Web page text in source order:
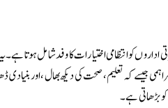
اداروں کو انتظامی اختیارات کا وفد شامل ہوتا
جیسے کہ تعلیم، صحت کی دیکھ بھال، اور بنیادی
بڑھاتی ہے۔